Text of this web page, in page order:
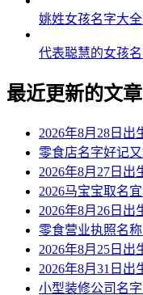
姚姓女孩名字大
代表聪慧的女孩
最近更新的文章
2026年8月28日
零食店名字好记
2026年8月27日
2026马宝宝取名
2026年8月26日
零食营业执照名
2026年8月25日
2026年8月31日
小型装修公司名